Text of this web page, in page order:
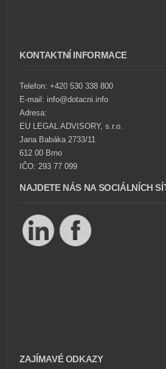
KONTAKTNÍ INFORMACE
Telefon: +420 530 338 800
E-mail: info@dotacni.info
Adresa:
EU LEGAL ADVISORY, s.r.o.
Jana Babáka 2733/11
612 00 Brno
IČO: 293 77 099
NAJDETE NÁS NA SOCIÁLNÍCH
ZAJÍMAVÉ ODKAZY